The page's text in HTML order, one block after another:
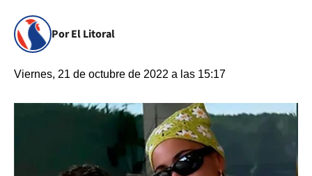
Por El Litoral
Viernes, 21 de octubre de 2022 a las 15:17